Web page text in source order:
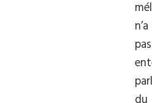
n’a
pas